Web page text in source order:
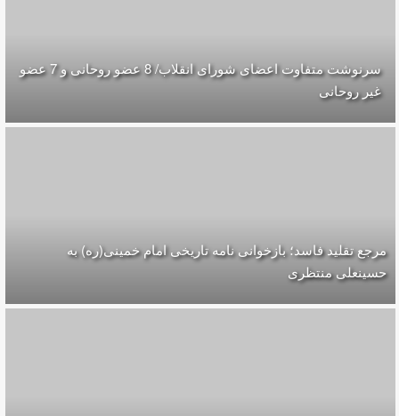
سرنوشت متفاوت اعضای شورای انقلاب/ 8 عضو روحانی و 7 عضو
غیر روحانی
مرجع تقلید فاسد؛ بازخوانی نامه تاریخی امام خمینی(ره) به
حسینعلی منتظری